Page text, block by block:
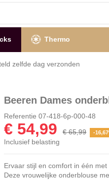
Thermo
besteld zelfde dag
Beeren Dames
Referentie 07-418-6p-000-48
€ 54,99 € 65,99 -
Inclusief belasting
Ervaar stijl en comfort in één
Deze vrouwelijke onderblouse